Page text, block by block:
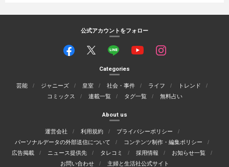
公式アカウントをフォロー
Categories
芸能 ジャニーズ 皇室 社会・事件 ライフ
トレンド
コミックス
連載一覧 タグ一覧 無料占い
About us
運営会社 利用規約
プライバシーポリシー
パーソナルデータの外部送信について
コンテンツ制作・編集ポリシー
広告掲載
ニュース提供先 タレコミ 採用情報
お知らせ一覧
お問い合わせ
主婦と生活社公式サイト